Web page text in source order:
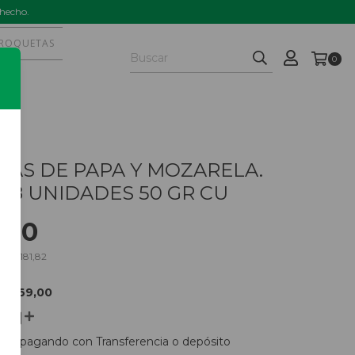
0
DE PAPA Y MOZARELA.
8 UNIDADES 50 GR CU
$7.181,82
$869,00
pagando con Transferencia o depósito